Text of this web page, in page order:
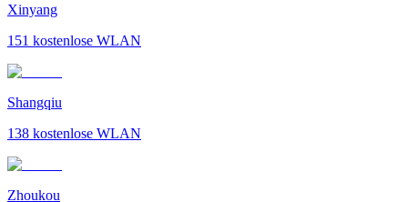
Xinyang
151 kostenlose WLAN
Shangqiu
138 kostenlose WLAN
Zhoukou